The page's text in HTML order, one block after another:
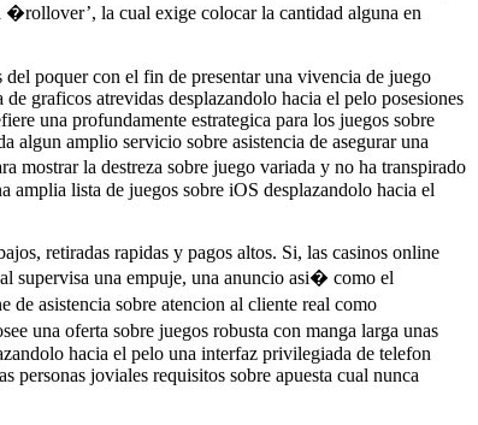
�rollover’, la cual exige colocar la cantidad alguna en
poquer con el fin de presentar una vivencia de juego
graficos atrevidas desplazandolo hacia el pelo posesiones
una profundamente estrategica para los juegos sobre
algun amplio servicio sobre asistencia de asegurar una
mostrar la destreza sobre juego variada y no ha transpirado
lista de juegos sobre iOS desplazandolo hacia el
retiradas rapidas y pagos altos. Si, las casinos online
supervisa una empuje, una anuncio asi� como el
asistencia sobre atencion al cliente real como
una oferta sobre juegos robusta con manga larga unas
hacia el pelo una interfaz privilegiada de telefon
personas joviales requisitos sobre apuesta cual nunca